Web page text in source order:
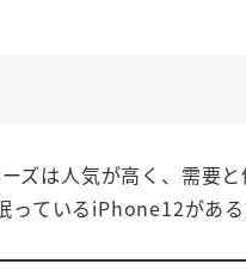
は人気が高く、需要
っているiPhone12があ